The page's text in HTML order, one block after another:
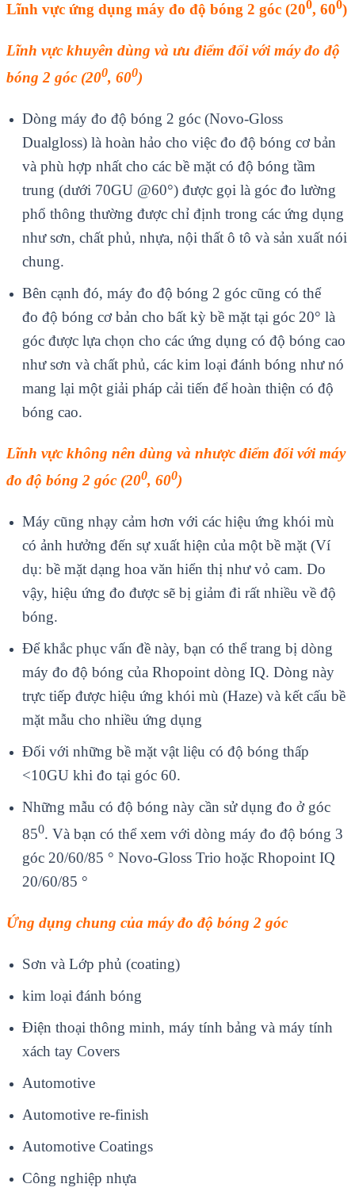
Lĩnh vực ứng dụng máy đo độ bóng 2 góc (200, 600)
Lĩnh vực khuyên dùng và ưu điểm đối với máy đo độ
bóng 2 góc (200, 600)
Dòng máy đo độ bóng 2 góc (Novo-Gloss
Dualgloss) là hoàn hảo cho việc đo độ bóng cơ bản
và phù hợp nhất cho các bề mặt có độ bóng tầm
trung (dưới 70GU @60°) được gọi là góc đo lường
phổ thông thường được chỉ định trong các ứng dụng
như sơn, chất phủ, nhựa, nội thất ô tô và sản xuất nói
chung.
Bên cạnh đó, máy đo độ bóng 2 góc cũng có thể
đo độ bóng cơ bản cho bất kỳ bề mặt tại góc 20° là
góc được lựa chọn cho các ứng dụng có độ bóng cao
như sơn và chất phủ, các kim loại đánh bóng như nó
mang lại một giải pháp cải tiến để hoàn thiện có độ
bóng cao.
Lĩnh vực không nên dùng và nhược điểm đối với máy
đo độ bóng 2 góc (200, 600)
Máy cũng nhạy cảm hơn với các hiệu ứng khói mù
có ảnh hưởng đến sự xuất hiện của một bề mặt (Ví
dụ: bề mặt dạng hoa văn hiển thị như vỏ cam. Do
vậy, hiệu ứng đo được sẽ bị giảm đi rất nhiều về độ
bóng.
Để khắc phục vấn đề này, bạn có thể trang bị dòng
máy đo độ bóng của Rhopoint dòng IQ. Dòng này
trực tiếp được hiệu ứng khói mù (Haze) và kết cấu bề
mặt mẫu cho nhiều ứng dụng
Đối với những bề mặt vật liệu có độ bóng thấp
<10GU khi đo tại góc 60.
Những mẫu có độ bóng này cần sử dụng đo ở góc
850. Và bạn có thể xem với dòng máy đo độ bóng 3
góc 20/60/85 ° Novo-Gloss Trio hoặc Rhopoint IQ
20/60/85 °
Ứng dụng chung của máy đo độ bóng 2 góc
Sơn và Lớp phủ (coating)
kim loại đánh bóng
Điện thoại thông minh, máy tính bảng và máy tính
xách tay Covers
Automotive
Automotive re-finish
Automotive Coatings
Công nghiệp nhựa